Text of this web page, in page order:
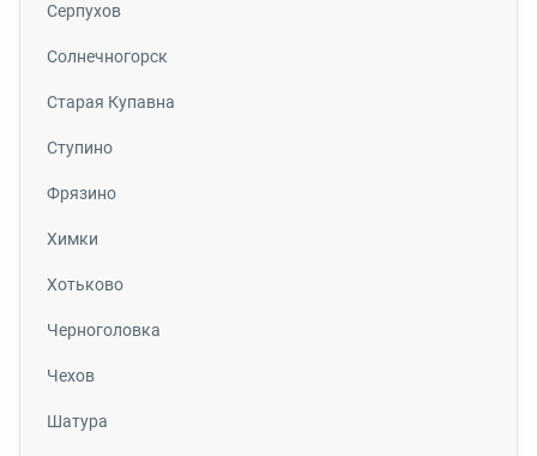
Серпухов
Солнечногорск
Старая Купавна
Ступино
Фрязино
Химки
Хотьково
Черноголовка
Чехов
Шатура